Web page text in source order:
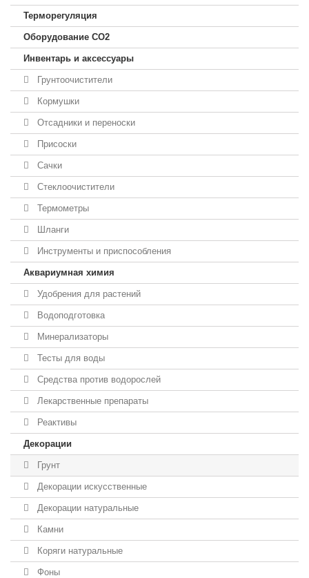
Терморегуляция
Оборудование CO2
Инвентарь и аксессуары
Грунтоочистители
Кормушки
Отсадники и переноски
Присоски
Сачки
Стеклоочистители
Термометры
Шланги
Инструменты и приспособления
Аквариумная химия
Удобрения для растений
Водоподготовка
Минерализаторы
Тесты для воды
Средства против водорослей
Лекарственные препараты
Реактивы
Декорации
Грунт
Декорации искусственные
Декорации натуральные
Камни
Коряги натуральные
Фоны